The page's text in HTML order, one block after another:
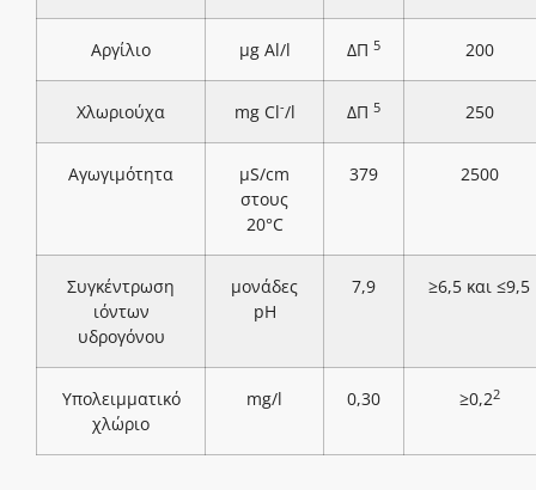
Αργίλιο μg Al/l ΔΠ 5 200
Χλωριούχα mg Cl-/l ΔΠ 5 250
Αγωγιμότητα
μS/cm
στους
20°C
379 2500
Συγκέντρωση
ιόντων
υδρογόνου
μονάδες
pH
7,9 ≥6,5 και ≤9,5
Υπολειμματικό
χλώριο
mg/l 0,30 ≥0,22